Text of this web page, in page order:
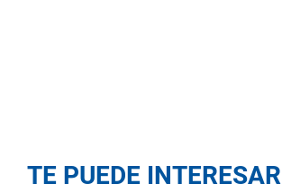
TE PUEDE INTERESAR